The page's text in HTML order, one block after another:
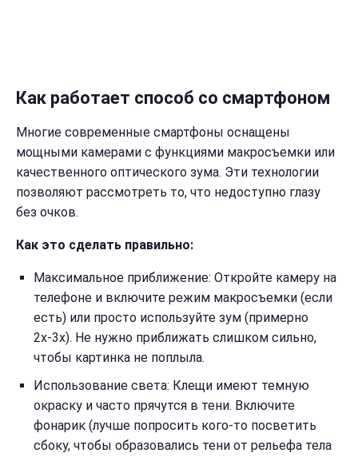
Как работает способ со смартфоном
Многие современные смартфоны оснащены
мощными камерами с функциями макросъемки или
качественного оптического зума. Эти технологии
позволяют рассмотреть то, что недоступно глазу
без очков.
Как это сделать правильно:
Максимальное приближение: Откройте камеру на
телефоне и включите режим макросъемки (если
есть) или просто используйте зум (примерно
2х-3х). Не нужно приближать слишком сильно,
чтобы картинка не поплыла.
Использование света: Клещи имеют темную
окраску и часто прячутся в тени. Включите
фонарик (лучше попросить кого-то посветить
сбоку, чтобы образовались тени от рельефа тела